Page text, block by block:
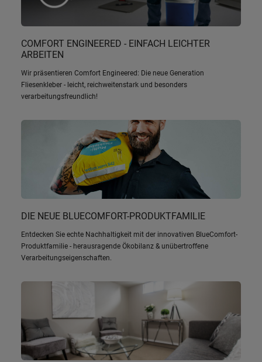
COMFORT ENGINEERED - EINFACH LEICHTER
ARBEITEN
Wir präsentieren Comfort Engineered: Die neue Generation
Fliesenkleber - leicht, reichweitenstark und besonders
verarbeitungsfreundlich!
DIE NEUE BLUECOMFORT-PRODUKTFAMILIE
Entdecken Sie echte Nachhaltigkeit mit der innovativen BlueComfort-
Produktfamilie - herausragende Ökobilanz & unübertroffene
Verarbeitungseigenschaften.